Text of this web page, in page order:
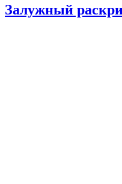
Залужный